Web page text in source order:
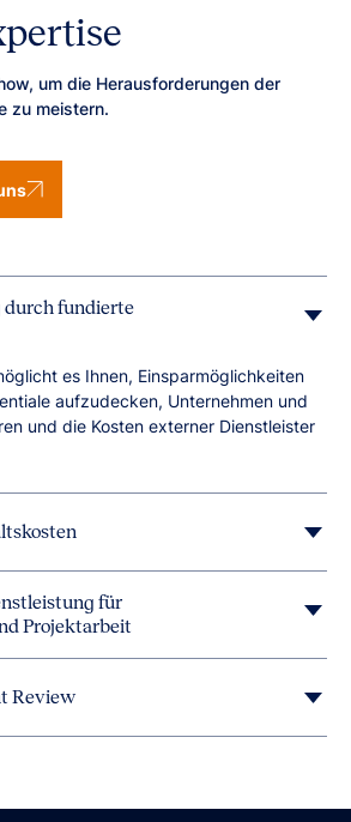
um die Herausforderungen der
zu meistern.
fundierte
es Ihnen, Einsparmöglichkeiten
aufzudecken, Unternehmen und
und die Kosten externer Dienstleister
für
Projektarbeit
Review